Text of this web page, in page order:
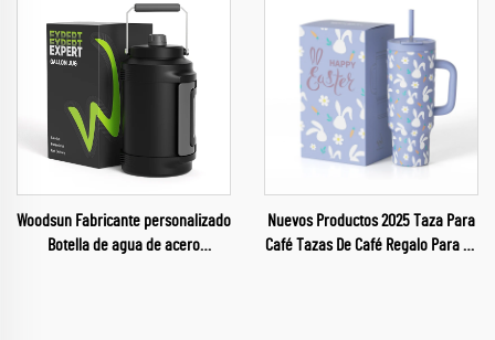
Woodsun Fabricante personalizado
Botella de agua de acero
Nuevos Productos 2025 Taza Para
Café Tazas De Café Regalo Para La